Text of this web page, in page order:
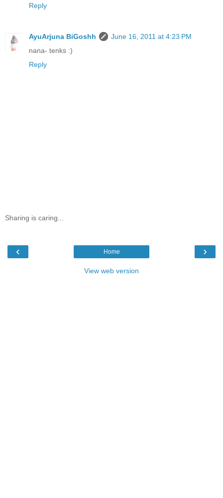
Reply
AyuArjuna BiGoshh
June 16, 2011 at 4:23 PM
nana- tenks :)
Reply
Sharing is caring...
‹ ›
Home
View web version